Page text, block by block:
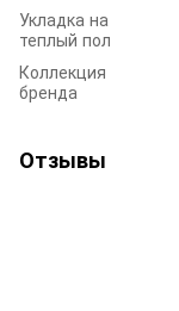
Укладка на
теплый пол
Коллекция
бренда
Отзывы